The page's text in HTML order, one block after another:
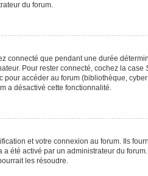
du forum.
connecté que pendant une durée
Pour rester connecté, cochez la case
pour accéder au forum (bibliothèque,
a désactivé cette fonctionnalité.
et votre connexion au forum. Ils
été activé par un administrateur du
les résoudre.